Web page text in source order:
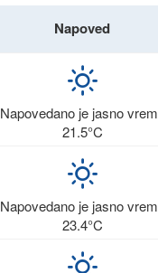
Napoved
Napovedano je jasno
21.5°C
Napovedano je jasno
23.4°C